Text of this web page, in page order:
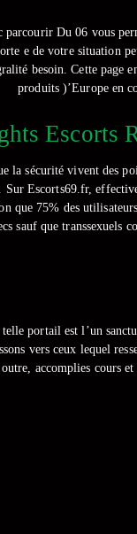
parcourir Du 06 vous
e de votre situation
besoin. Cette page
produits )’Europe en
Escorts
la sécurité vivent des
Sur Escorts69.fr,
que 75% des
sauf que transsexuels
portail est l’un
vers ceux lequel
accomplies cours